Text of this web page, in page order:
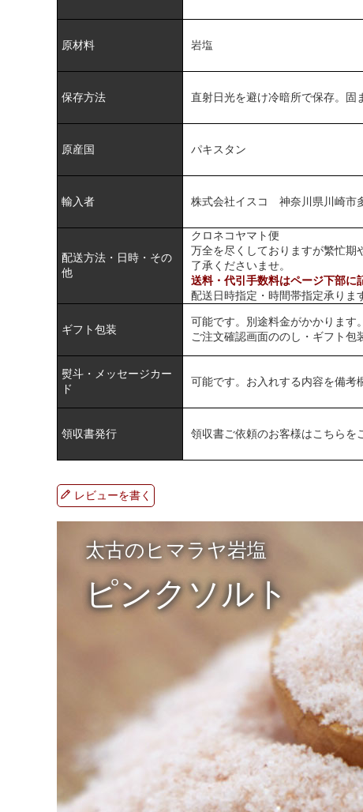
原材料 岩塩
保存方法 直射日光を避け冷暗所で保存。固
原産国 パキスタン
輸入者 株式会社イスコ 神奈川県川崎市
配送方法・日時・その
他
クロネコヤマト便
万全を尽くしておりますが繁忙期
了承くださいませ。
送料・代引手数料はページ下部に
配送日時指定・時間帯指定承りま
ギフト包装
可能です。別途料金がかかります。
ご注文確認画面ののし・ギフト包
熨斗・メッセージカー
ド
可能です。お入れする内容を備考
領収書発行 領収書ご依頼のお客様はこちらを
レビューを書く
太古のヒマラヤ岩塩
ピンクソルト